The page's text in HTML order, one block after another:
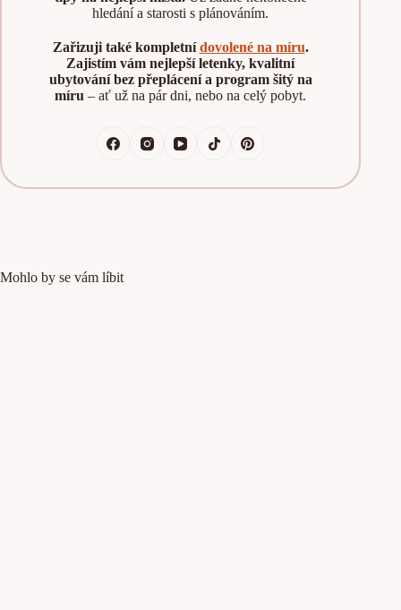
hledání a starosti s plánováním.
Zařizuji také kompletnídovolené na míru.
Zajistím vám nejlepší letenky, kvalitní
ubytování bez přeplácení a program šitý na
míru – ať už na pár dni, nebo na celý pobyt.
Mohlo by se vám líbit